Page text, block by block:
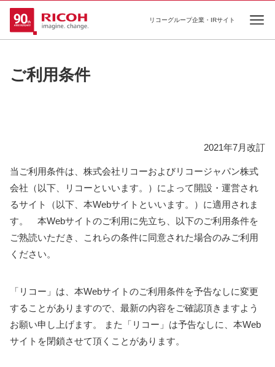
リコーグループ企業・IRサイト
ご利用条件
2021年7月改訂
当ご利用条件は、株式会社リコーおよびリコージャパン株式
会社（以下、リコーといいます。）によって開設・運営され
るサイト（以下、本Webサイトといいます。）に適用されま
す。 本Webサイトのご利用に先立ち、以下のご利用条件を
ご熟読いただき、これらの条件に同意された場合のみご利用
ください。
「リコー」は、本Webサイトのご利用条件を予告なしに変更
することがありますので、最新の内容をご確認頂きますよう
お願い申し上げます。 また「リコー」は予告なしに、本Web
サイトを閉鎖させて頂くことがあります。